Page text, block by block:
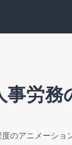
労務
のアニメーショ